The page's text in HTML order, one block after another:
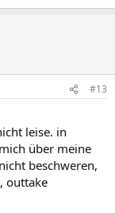
#13
leise. in
über meine
beschweren,
outtake